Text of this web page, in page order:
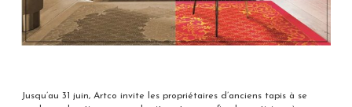
Jusqu’au 31 juin, Artco invite les propriétaires d’anciens tapis à se